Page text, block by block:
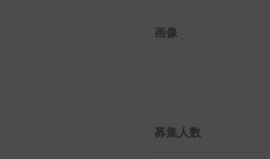
画像
募集人数